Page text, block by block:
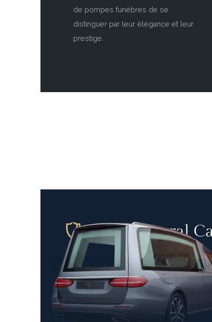
de pompes funèbres de se
distinguer par leur élégance et leur
prestige.